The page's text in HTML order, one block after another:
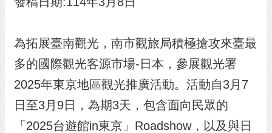
主題服務
市政資訊
市民互動
黃
為拓展臺南觀光，南市觀旅局積極搶攻來臺最
多的國際觀光客源市場-日本，參展觀光署
2025年東京地區觀光推廣活動。活動自3月7
日至3月9日，為期3天，包含面向民眾的
「2025台遊館in東京」Roadshow，以及與日